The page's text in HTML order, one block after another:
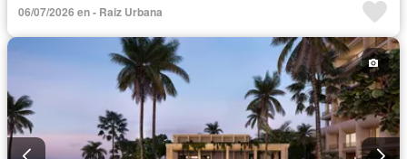
06/07/2026 en - Raiz Urbana